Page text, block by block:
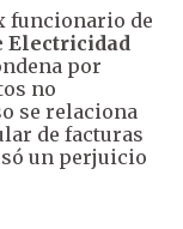
funcionario de
Electricidad
por
no
se relaciona
de facturas
un perjuicio